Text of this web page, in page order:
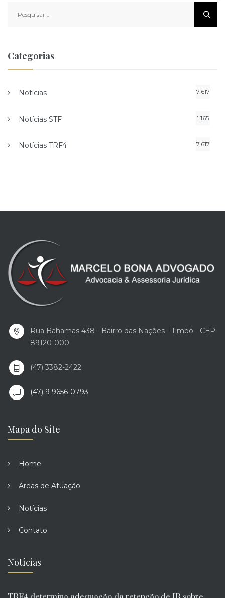
por:
Categorias
Notícias 7.617
Notícias STF 1.165
Notícias TRF4 7.617
Rua Bahamas 438 - Bairro das Nações - Timbó - CEP
89120-000
(47) 3382-2422
(47) 9 9656-0793
Mapa do Site
Home
Áreas de Atuação
Notícias
Contato
Notícias